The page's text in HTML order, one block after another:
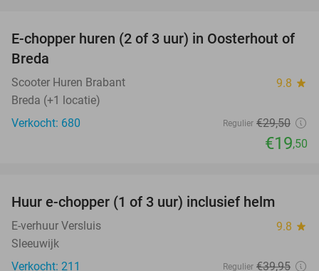
34%
E-chopper huren (2 of 3 uur) in Oosterhout of
Breda
Scooter Huren Brabant 9.8 star
Breda (+1 locatie)
Verkocht: 680
Regulier €29,50
€19,50
Huur e-chopper (1 of 3 uur) inclusief helm
E-verhuur Versluis 9.8 star
Sleeuwijk
Verkocht: 211
Regulier €39,95